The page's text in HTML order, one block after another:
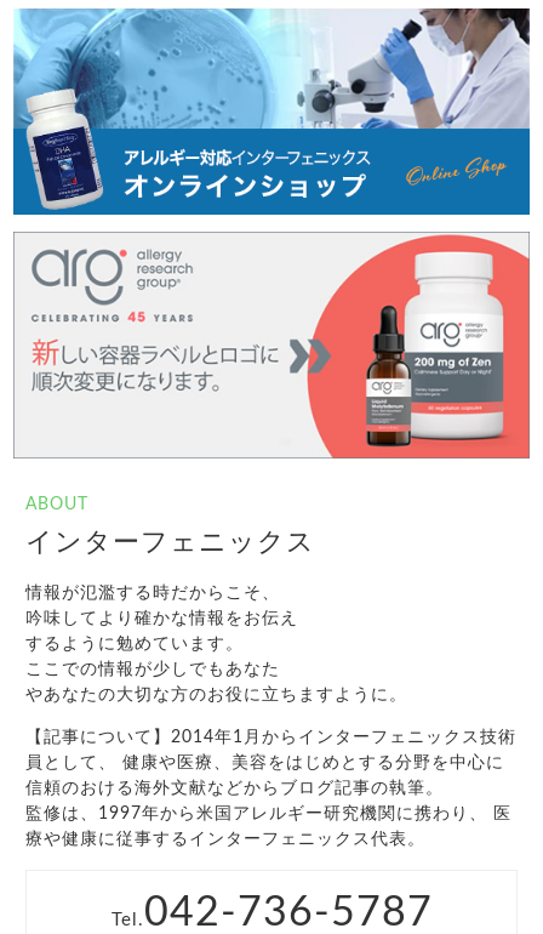
ABOUT
インターフェニックス
情報が氾濫する時だからこそ、
吟味してより確かな情報をお伝え
するように勉めています。
ここでの情報が少しでもあなた
やあなたの大切な方のお役に立ちますように。
【記事について】2014年1月からインターフェニックス技術
員として、 健康や医療、美容をはじめとする分野を中心に
信頼のおける海外文献などからブログ記事の執筆。
監修は、1997年から米国アレルギー研究機関に携わり、 医
療や健康に従事するインターフェニックス代表。
Tel. 042-736-5787